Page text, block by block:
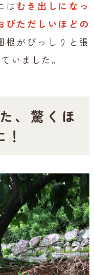
は むき出しになっ
びただしいほどの
根がびっしりと張
いました。
、驚くほ